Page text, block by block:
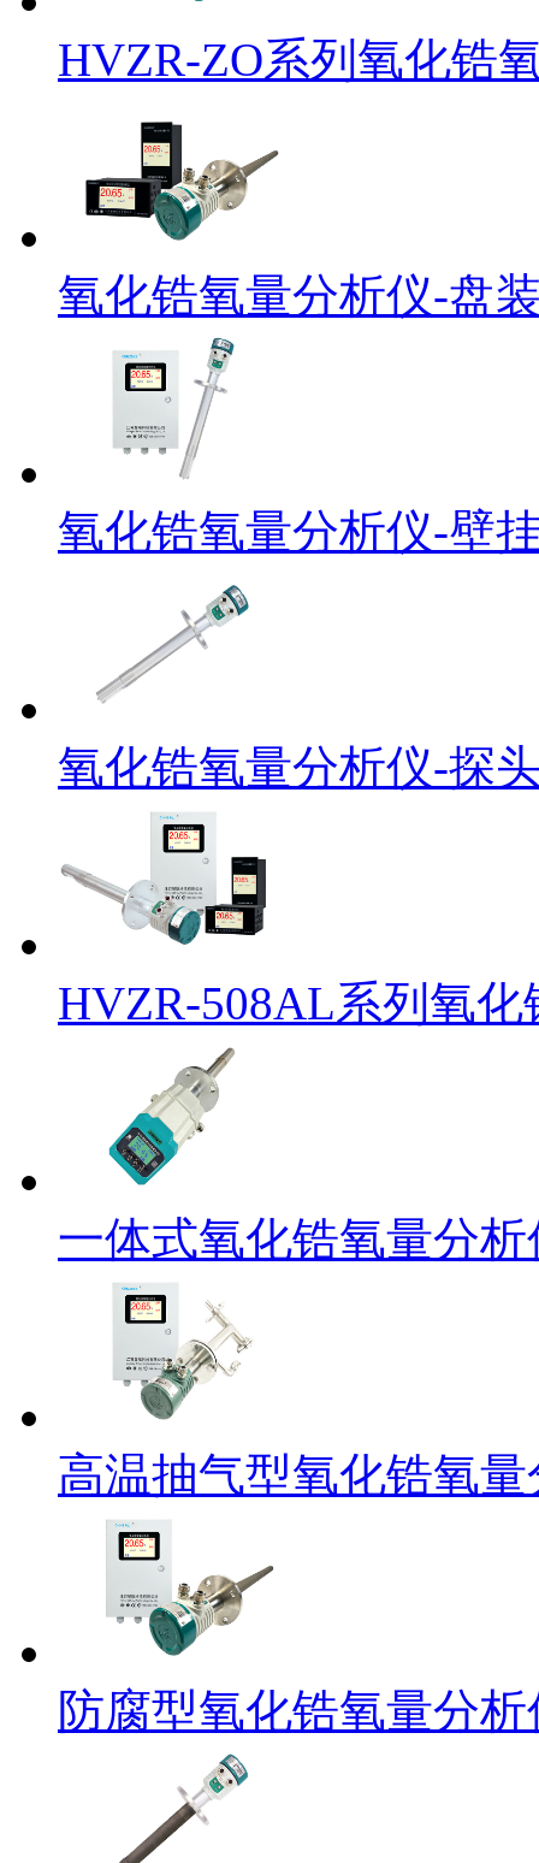
HVZR-ZO系列氧化锆
氧化锆氧量分析仪-盘
氧化锆氧量分析仪-壁
氧化锆氧量分析仪-探
HVZR-508AL系列氧
一体式氧化锆氧量分析
高温抽气型氧化锆氧
防腐型氧化锆氧量分析